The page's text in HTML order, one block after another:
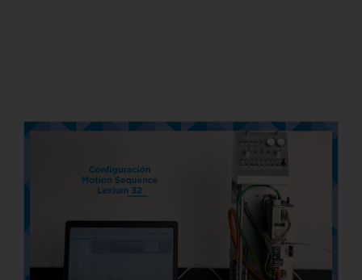
Com programar una Motion Sequence
en un Lexium 32